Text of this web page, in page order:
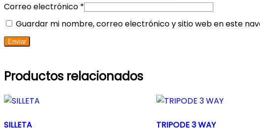
Correo electrónico *
Guardar mi nombre, correo electrónico y sitio web en este
Productos relacionados
SILLETA TRIPODE 3 WAY